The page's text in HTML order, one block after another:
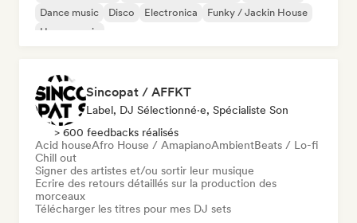
Dance music
Disco Electronica
Funky / Jackin House
House music
Sincopat / AFFKT
Label, DJ Sélectionné·e, Spécialiste Son
> 600 feedbacks réalisés
Acid houseAfro House / AmapianoAmbientBeats / Lo-fi
Chill out
Signer des artistes et/ou sortir leur musique
Ecrire des retours détaillés sur la production des
morceaux
Télécharger les titres pour mes DJ sets